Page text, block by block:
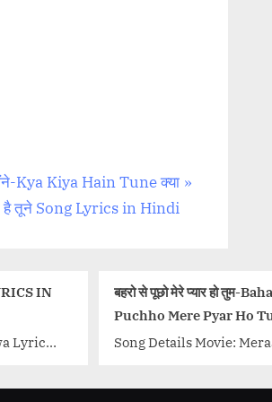
Kya Kiya Hain Tune क्या
है तूने Song Lyrics in Hindi
बहरो से पूछो मेरे प्यार हो तुम-Bahaaro Se
Puchho Mere Pyar Ho Tum,
Song Lyrics
Song Details Movie: Meraa Ghar
Asha Bhosle, Mohammad Rafi,